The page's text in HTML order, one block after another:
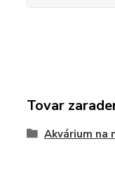
Tovar
Akvárium na